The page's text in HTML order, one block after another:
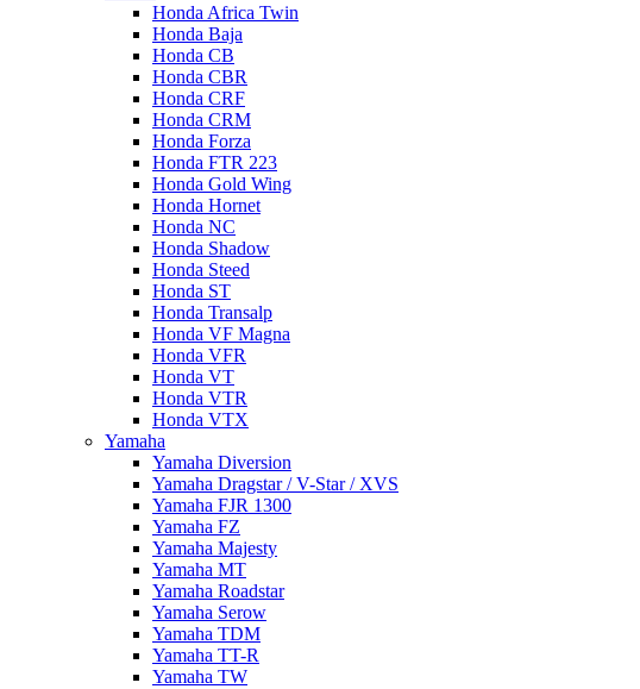
Honda Africa Twin
Honda Baja
Honda CB
Honda CBR
Honda CRF
Honda CRM
Honda Forza
Honda FTR 223
Honda Gold Wing
Honda Hornet
Honda NC
Honda Shadow
Honda Steed
Honda ST
Honda Transalp
Honda VF Magna
Honda VFR
Honda VT
Honda VTR
Honda VTX
Yamaha
Yamaha Diversion
Yamaha Dragstar / V-Star / XVS
Yamaha FJR 1300
Yamaha FZ
Yamaha Majesty
Yamaha MT
Yamaha Roadstar
Yamaha Serow
Yamaha TDM
Yamaha TT-R
Yamaha TW